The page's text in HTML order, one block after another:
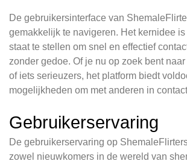
De gebruikersinterface van
gemakkelijk te navigeren. Het kernidee
staat te stellen om snel en effectief
zonder gedoe. Of je nu op zoek bent
of iets serieuzers, het platform biedt
mogelijkheden om met anderen in
Gebruikerservaring
De gebruikerservaring op
zowel nieuwkomers in de wereld van